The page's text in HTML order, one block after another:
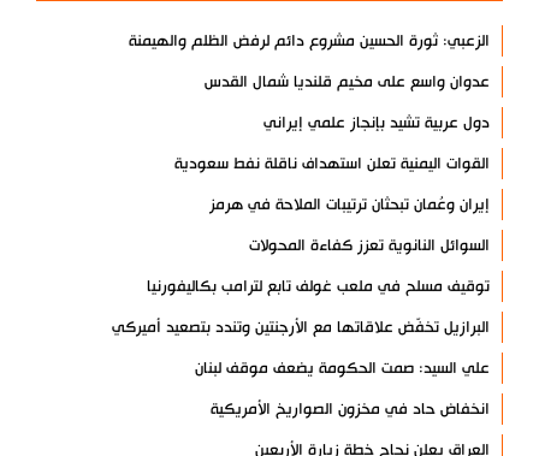
الزعبي: ثورة الحسين مشروع دائم لرفض الظلم والهيمنة
عدوان واسع على مخيم قلنديا شمال القدس
دول عربية تشيد بإنجاز علمي إيراني
القوات اليمنية تعلن استهداف ناقلة نفط سعودية
إيران وعُمان تبحثان ترتيبات الملاحة في هرمز
السوائل النانوية تعزز كفاءة المحولات
توقيف مسلح في ملعب غولف تابع لترامب بكاليفورنيا
البرازيل تخفّض علاقاتها مع الأرجنتين وتندد بتصعيد أميركي
علي السيد: صمت الحكومة يضعف موقف لبنان
انخفاض حاد في مخزون الصواريخ الأمريكية
العراق يعلن نجاح خطة زيارة الأربعين